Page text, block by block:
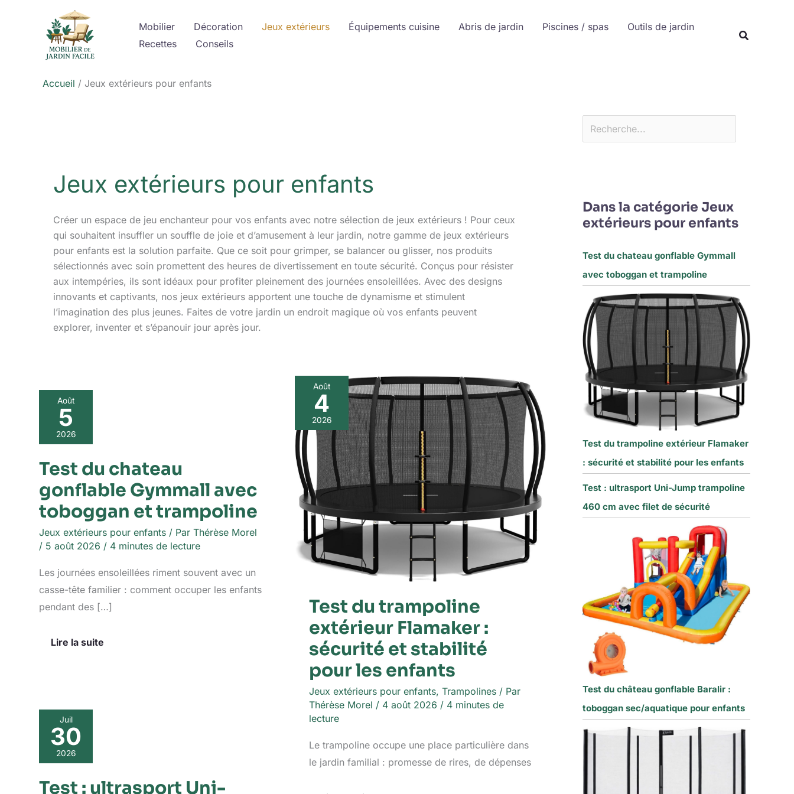
Mobilier Décoration Jeux extérieurs Équipements cuisine Abris de jardin Piscines / spas
Outils de jardin
Recettes
Conseils
Accueil Jeux extérieurs pour enfants
Jeux extérieurs pour enfants
Créer un espace de jeu enchanteur pour vos enfants avec notre sélection de jeux extérieurs ! Pour ceux
qui souhaitent insuffler un souffle de joie et d’amusement à leur jardin, notre gamme de jeux extérieurs
pour enfants est la solution parfaite. Que ce soit pour grimper, se balancer ou glisser, nos produits
sélectionnés avec soin promettent des heures de divertissement en toute sécurité. Conçus pour résister
aux intempéries, ils sont idéaux pour profiter pleinement des journées ensoleillées. Avec des designs
innovants et captivants, nos jeux extérieurs apportent une touche de dynamisme et stimulent
l’imagination des plus jeunes. Faites de votre jardin un endroit magique où vos enfants peuvent
explorer, inventer et s’épanouir jour après jour.
Août
5
2026
Test du chateau
gonflable Gymmall avec
toboggan et trampoline
Jeux extérieurs pour enfants / Par Thérèse Morel
/ 5 août 2026 / 4 minutes de lecture
Les journées ensoleillées riment souvent avec un
casse-tête familier : comment occuper les enfants
pendant des […]
Test
du
chateau
gonflable
Gymmall
avec
toboggan
et
trampoline
Lire la suite
Août
4
2026
Test du trampoline
extérieur Flamaker :
sécurité et stabilité
pour les enfants
Jeux extérieurs pour enfants, Trampolines / Par
Thérèse Morel / 4 août 2026 / 4 minutes de
lecture
Le trampoline occupe une place particulière dans
le jardin familial : promesse de rires, de dépenses
Test
du
trampoline
extérieur
Flamaker
:
sécurité
et
pour
les
enfants
Juil
30
2026
Test : ultrasport Uni-
Test
:
ultrasport
Uni-
Jump
trampoline
Dans la catégorie Jeux
extérieurs pour enfants
Test du chateau gonflable Gymmall
avec toboggan et trampoline
Test du trampoline extérieur Flamaker
: sécurité et stabilité pour les enfants
Test : ultrasport Uni-Jump trampoline
460 cm avec filet de sécurité
Test du château gonflable Baralir :
toboggan sec/aquatique pour enfants